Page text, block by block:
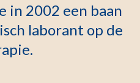
in 2002 een baan
laborant op de